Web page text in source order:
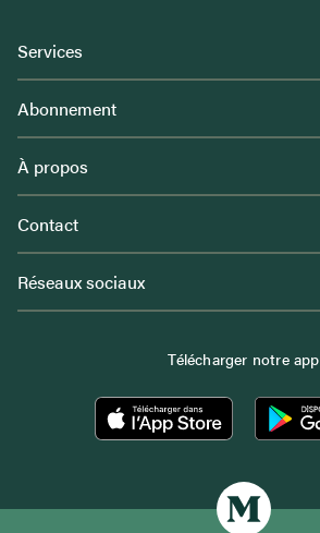
Services
Abonnement
À propos
Contact
Réseaux sociaux
Télécharger notre app